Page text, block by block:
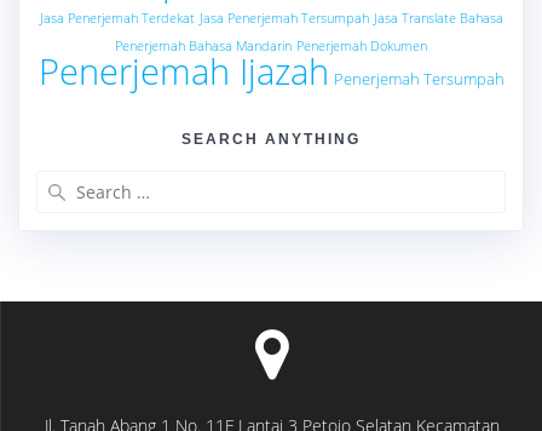
Jasa Penerjemah Terdekat Jasa Penerjemah Tersumpah Jasa Translate Bahasa
Penerjemah Bahasa Mandarin Penerjemah Dokumen
Penerjemah Ijazah Penerjemah Tersumpah
SEARCH ANYTHING
Jl. Tanah Abang 1 No. 11F Lantai 3 Petojo Selatan Kecamatan